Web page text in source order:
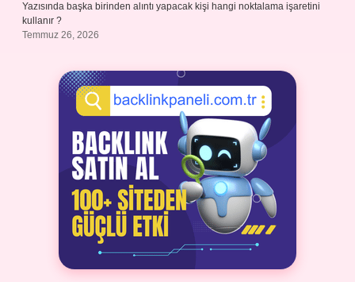
Yazısında başka birinden alıntı yapacak kişi hangi noktalama işaretini
kullanır ?
Temmuz 26, 2026